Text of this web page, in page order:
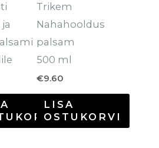
Trikem
Nahahooldus
palsam
500 ml
€9.60
LISA
OSTUKORVI